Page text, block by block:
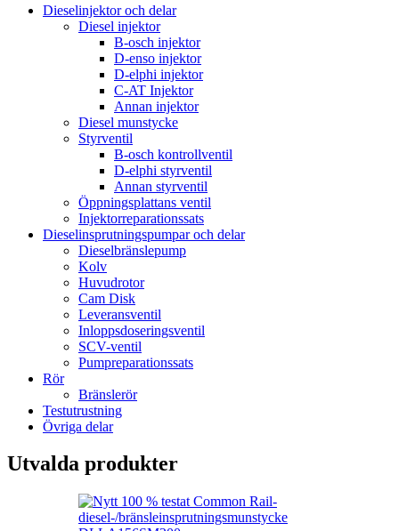
Dieselinjektor och delar
Diesel injektor
B-osch injektor
D-enso injektor
D-elphi injektor
C-AT Injektor
Annan injektor
Diesel munstycke
Styrventil
B-osch kontrollventil
D-elphi styrventil
Annan styrventil
Öppningsplattans ventil
Injektorreparationssats
Dieselinsprutningspumpar och delar
Dieselbränslepump
Kolv
Huvudrotor
Cam Disk
Leveransventil
Inloppsdoseringsventil
SCV-ventil
Pumpreparationssats
Rör
Bränslerör
Testutrustning
Övriga delar
Utvalda produkter